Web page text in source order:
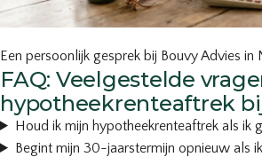
Een persoonlijk gesprek bij Bouvy Advies in
FAQ: Veelgestelde
hypotheekrenteaftrek
Houd ik mijn hypotheekrenteaftrek als ik
Begint mijn 30-jaarstermijn opnieuw als